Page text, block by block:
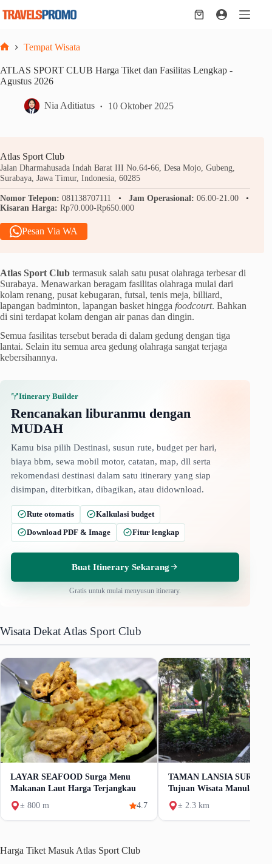
Shopping
Tempat Wisata
ATLAS SPORT CLUB Harga Tiket dan Fasilitas Lengkap -
Agustus 2026
Nia Aditiatus 10 Oktober 2025
Atlas Sport Club
Jalan Dharmahusada Indah Barat III No.64-66, Desa Mojo, Gubeng,
Surabaya, Jawa Timur, Indonesia, 60285
Nomor Telepon: 081138707111 Jam Operasional: 06.00-21.00
Kisaran Harga: Rp70.000-Rp650.000
Pesan Via WA
Atlas Sport Club termasuk salah satu pusat olahraga terbesar di
Surabaya. Menawarkan beragam fasilitas olahraga mulai dari
kolam renang, pusat kebugaran, futsal, tenis meja, billiard,
lapangan badminton, lapangan basket hingga foodcourt. Bahkan
di sini terdapat kolam dengan air panas dan dingin.
Semua fasilitas tersebut berada di dalam gedung dengan tiga
lantai. Selain itu semua area gedung olahraga sangat terjaga
kebersihannya.
Itinerary Builder
Rencanakan liburanmu dengan
MUDAH
Kamu bisa pilih Destinasi, susun rute, budget per hari,
biaya bbm, sewa mobil motor, catatan, map, dll serta
rekomendasi destinasi dalam satu itinerary yang siap
disimpan, diterbitkan, dibagikan, atau didownload.
Rute otomatis
Kalkulasi budget
Download PDF & Image
Fitur lengkap
Buat Itinerary Sekarang
Gratis untuk mulai menyusun itinerary.
Wisata Dekat Atlas Sport Club
LAYAR SEAFOOD Surga Menu
Makanan Laut Harga Terjangkau
± 800 m
4.7
TAMAN LANSIA
Tujuan Wisata Manula &
± 2.3 km
Harga Tiket Masuk Atlas Sport Club